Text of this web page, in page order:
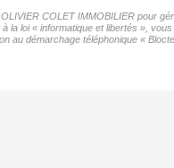
COLET IMMOBILIER pour
loi « informatique et libertés »,
au démarchage téléphonique «